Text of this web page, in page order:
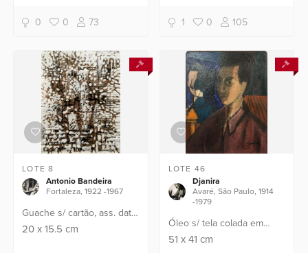
a parte superior.
0 0 73
do papel.
1 0 105
LOTE 8
Antonio Bandeira
Fortaleza, 1922 -1967
Guache s/ cartão, ass. dat.
57 inf. dir.
20x 15.5cm
LOTE 46
Djanira
Avaré, São Paulo, 1914
-1979
Óleo s/ tela colada em
cartão, ass. inf. dir. (década
51 x41 cm